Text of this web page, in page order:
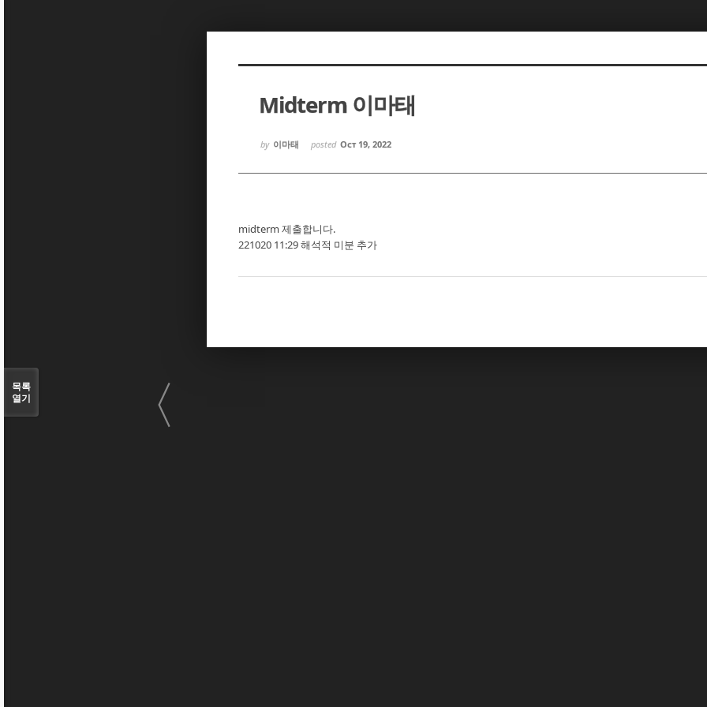
Midterm 이마태
by 이마태 posted Oct 19, 2022
midterm 제출합니다.
221020 11:29 해석적 미분 추가
〈
목록
열기
Sketchbook5, 스케치북5
Sketchbook5, 스케치북5
Sketchbook5, 스케치북5
Sketchbook5, 스케치북5